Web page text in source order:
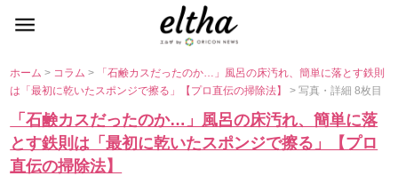
ホーム> コラム>
「石鹸カスだったのか…」風呂の床汚れ、簡単に落とす鉄則
は「最初に乾いたスポンジで擦る」【プロ直伝の掃除法】> 写真・詳細 8枚目
「石鹸カスだったのか…」風呂の床汚れ、簡単に落
とす鉄則は「最初に乾いたスポンジで擦る」【プロ
直伝の掃除法】